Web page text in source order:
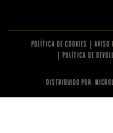
POLÍTICA DE COOKIES AVISO
POLÍTICA DE
DISTRIBUIDO POR: